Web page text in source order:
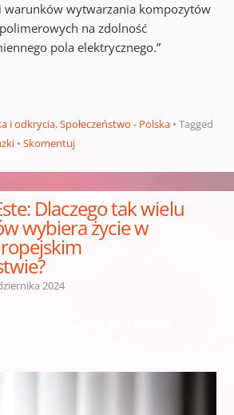
i warunków wytwarzania kompozytów
na zdolność
pola elektrycznego.”
i odkrycia,Społeczeństwo - Polska
Tagged
Skomentuj
Dlaczego tak wielu
wybiera życie w
2024